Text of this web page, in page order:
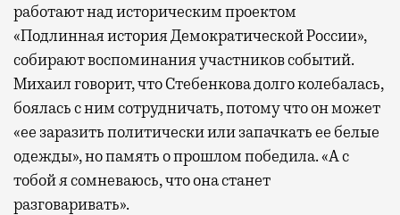
работают над историческим проектом
«Подлинная история Демократической России»,
собирают воспоминания участников событий.
Михаил говорит, что Стебенкова долго колебалась,
боялась с ним сотрудничать, потому что он может
«ее заразить политически или запачкать ее белые
одежды», но память о прошлом победила. «А с
тобой я сомневаюсь, что она станет
разговаривать».